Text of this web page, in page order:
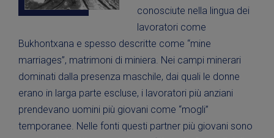
conosciute nella lingua dei
lavoratori come
Bukhontxana e spesso descritte come “mine
marriages”, matrimoni di miniera. Nei campi minerari
dominati dalla presenza maschile, dai quali le donne
erano in larga parte escluse, i lavoratori più anziani
prendevano uomini più giovani come “mogli”
temporanee. Nelle fonti questi partner più giovani sono